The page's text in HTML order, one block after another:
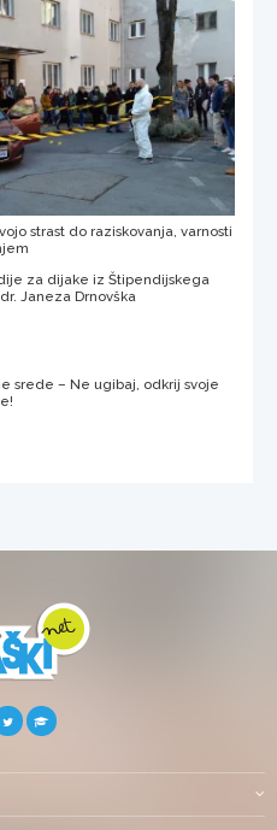
strast do raziskovanja, varnosti
za dijake iz Štipendijskega
Janeza Drnovška
srede – Ne ugibaj, odkrij svoje